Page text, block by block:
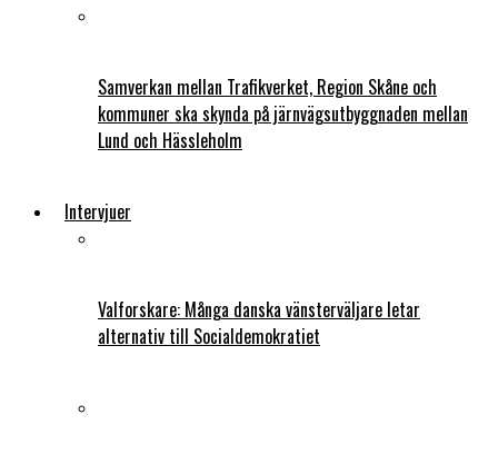
Samverkan mellan Trafikverket, Region Skåne och
kommuner ska skynda på järnvägsutbyggnaden mellan
Lund och Hässleholm
Intervjuer
Valforskare: Många danska vänsterväljare letar
alternativ till Socialdemokratiet